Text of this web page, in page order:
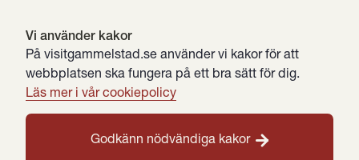
Vi använder kakor
På visitgammelstad.se använder vi kakor för att
webbplatsen ska fungera på ett bra sätt för dig.
Läs mer i vår cookiepolicy
Godkänn nödvändiga kakor